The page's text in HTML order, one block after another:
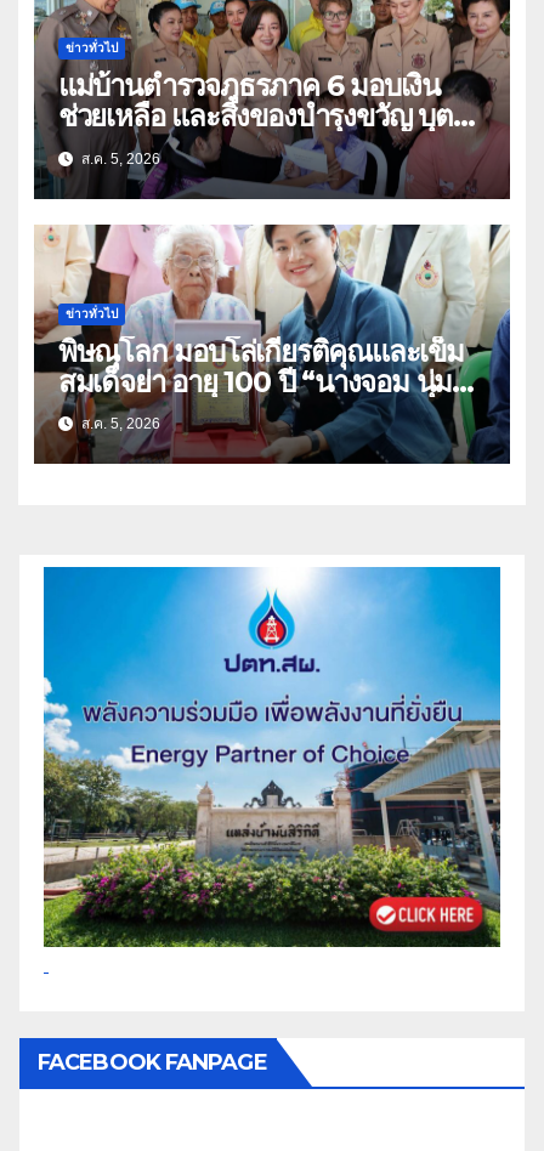
ข่าวทั่วไป
แม่บ้านตำรวจภูธรภาค 6 มอบเงิน
ช่วยเหลือ และสิ่งของบำรุงขวัญ บุตร-
ธิดา ข้าราชการตำรวจจังหวัด
อุทัยธานี
ส.ค. 5, 2026
ข่าวทั่วไป
พิษณุโลก มอบโล่เกียรติคุณและเข็ม
สมเด็จย่า อายุ 100 ปี “นางจอม นุ่ม
เนตร” ตำบลบ้านกร่าง อำเภอเมือง
ส.ค. 5, 2026
FACEBOOK FANPAGE